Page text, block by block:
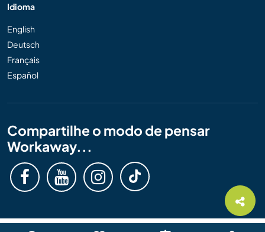
Idioma
English
Deutsch
Français
Español
Compartilhe o modo de pensar
Workaway...